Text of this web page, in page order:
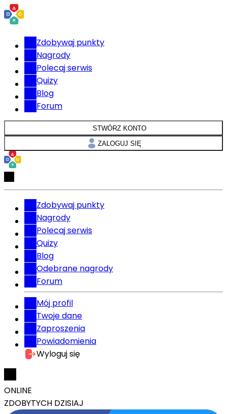
Zdobywaj punkty
Nagrody
Polecaj serwis
Quizy
Blog
Forum
STWÓRZ KONTO
ZALOGUJ SIĘ
Zdobywaj punkty
Nagrody
Polecaj serwis
Quizy
Blog
Odebrane nagrody
Forum
Mój profil
Twoje dane
Zaproszenia
Powiadomienia
Wyloguj się
ONLINE
ZDOBYTYCH DZISIAJ